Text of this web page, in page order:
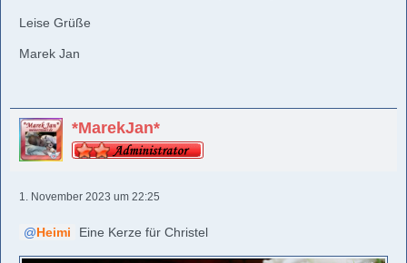
Leise Grüße
Marek Jan
*MarekJan*
1. November 2023 um 22:25
Heimi Eine Kerze für Christel